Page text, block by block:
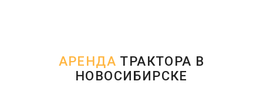
АРЕНДА ТРАКТОРА В
НОВОСИБИРСКЕ